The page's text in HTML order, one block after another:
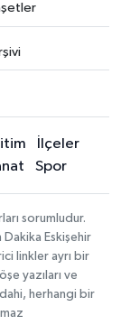
İlçeler
Spor
sorumludur.
Dakika Eskişehir
linkler ayrı bir
yazıları ve
herhangi bir